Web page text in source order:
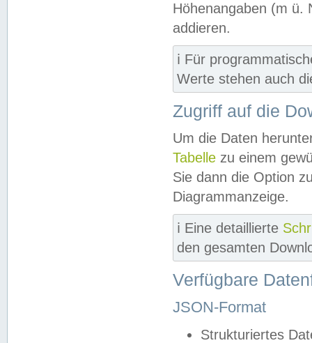
Höhenangaben (m ü.
addieren.
ℹ️ Für
Werte stehen auch
Zugriff auf die
Um die Daten
Tabelle zu einem
Sie dann die Option
Diagrammanzeige.
ℹ️ Eine detaillierte
den gesamten
Verfügbare
JSON-Format
Strukturiertes